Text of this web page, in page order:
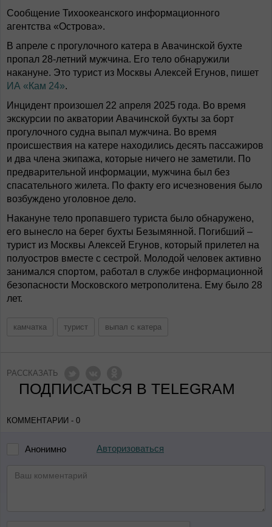
Сообщение Тихоокеанского информационного
агентства «Острова».
В апреле с прогулочного катера в Авачинской бухте
пропал 28-летний мужчина. Его тело обнаружили
накануне. Это турист из Москвы Алексей Егунов, пишет
ИА «Кам 24».
Инцидент произошел 22 апреля 2025 года. Во время
экскурсии по акватории Авачинской бухты за борт
прогулочного судна выпал мужчина. Во время
происшествия на катере находились десять пассажиров
и два члена экипажа, которые ничего не заметили. По
предварительной информации, мужчина был без
спасательного жилета. По факту его исчезновения было
возбуждено уголовное дело.
Накануне тело пропавшего туриста было обнаружено,
его вынесло на берег бухты Безымянной. Погибший –
турист из Москвы Алексей Егунов, который прилетел на
полуостров вместе с сестрой. Молодой человек активно
занимался спортом, работал в службе информационной
безопасности Московского метрополитена. Ему было 28
лет.
камчатка турист выпал с катера
РАССКАЗАТЬ
ПОДПИСАТЬСЯ В TELEGRAM
КОММЕНТАРИИ - 0
Анонимно Авторизоваться